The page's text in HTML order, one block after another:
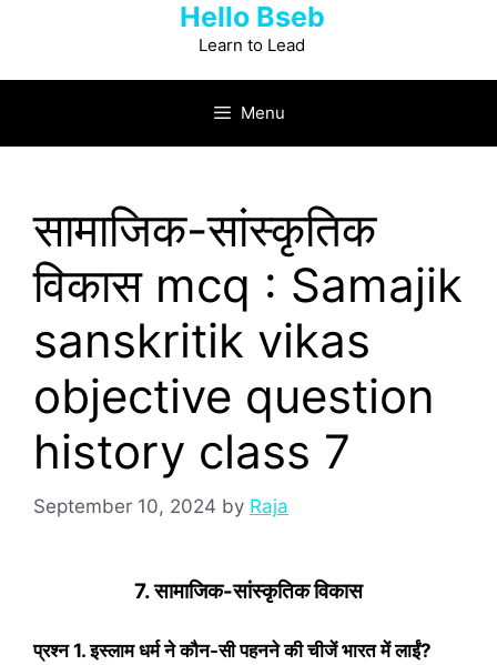
Hello Bseb
Learn to Lead
Menu
सामाजिक-सांस्कृतिक
विकास mcq : Samajik
sanskritik vikas
objective question
history class 7
September 10, 2024 by Raja
7. सामाजिक-सांस्कृतिक विकास
प्रश्‍न 1. इस्लाम धर्म ने कौन-सी पहनने की चीजें भारत में लाईं?